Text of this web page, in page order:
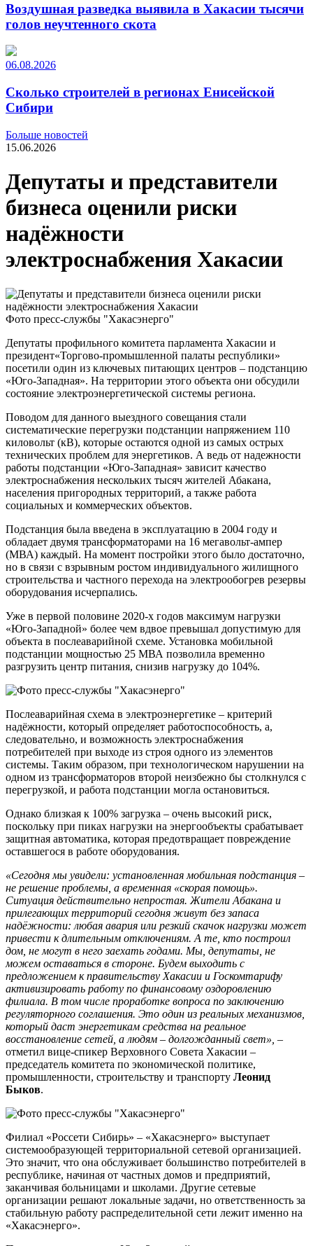
Воздушная разведка выявила в Хакасии тысячи
голов неучтенного скота
06.08.2026
Сколько строителей в регионах Енисейской
Сибири
Больше новостей
15.06.2026
Депутаты и представители
бизнеса оценили риски
надёжности
электроснабжения Хакасии
Фото пресс-службы "Хакасэнерго"
Депутаты профильного комитета парламента Хакасии и
президент«Торгово-промышленной палаты республики»
посетили один из ключевых питающих центров – подстанцию
«Юго-Западная». На территории этого объекта они обсудили
состояние электроэнергетической системы региона.
Поводом для данного выездного совещания стали
систематические перегрузки подстанции напряжением 110
киловольт (кВ), которые остаются одной из самых острых
технических проблем для энергетиков. А ведь от надежности
работы подстанции «Юго-Западная» зависит качество
электроснабжения нескольких тысяч жителей Абакана,
населения пригородных территорий, а также работа
социальных и коммерческих объектов.
Подстанция была введена в эксплуатацию в 2004 году и
обладает двумя трансформаторами на 16 мегавольт-ампер
(МВА) каждый. На момент постройки этого было достаточно,
но в связи с взрывным ростом индивидуального жилищного
строительства и частного перехода на электрообогрев резервы
оборудования исчерпались.
Уже в первой половине 2020-х годов максимум нагрузки
«Юго-Западной» более чем вдвое превышал допустимую для
объекта в послеаварийной схеме. Установка мобильной
подстанции мощностью 25 МВА позволила временно
разгрузить центр питания, снизив нагрузку до 104%.
Послеаварийная схема в электроэнергетике – критерий
надёжности, который определяет работоспособность, а,
следовательно, и возможность электроснабжения
потребителей при выходе из строя одного из элементов
системы. Таким образом, при технологическом нарушении на
одном из трансформаторов второй неизбежно бы столкнулся с
перегрузкой, и работа подстанции могла остановиться.
Однако близкая к 100% загрузка – очень высокий риск,
поскольку при пиках нагрузки на энергообъекты срабатывает
защитная автоматика, которая предотвращает повреждение
оставшегося в работе оборудования.
«Сегодня мы увидели: установленная мобильная подстанция –
не решение проблемы, а временная «скорая помощь».
Ситуация действительно непростая. Жители Абакана и
прилегающих территорий сегодня живут без запаса
надёжности: любая авария или резкий скачок нагрузки может
привести к длительным отключениям. А те, кто построил
дом, не могут в него заехать годами. Мы, депутаты, не
можем оставаться в стороне. Будем выходить с
предложением к правительству Хакасии и Госкомтарифу
активизировать работу по финансовому оздоровлению
филиала. В том числе проработке вопроса по заключению
регуляторного соглашения. Это один из реальных механизмов,
который даст энергетикам средства на реальное
восстановление сетей, а людям – долгожданный свет», –
отметил вице-спикер Верховного Совета Хакасии –
председатель комитета по экономической политике,
промышленности, строительству и транспорту Леонид
Быков.
Филиал «Россети Сибирь» – «Хакасэнерго» выступает
системообразующей территориальной сетевой организацией.
Это значит, что она обслуживает большинство потребителей в
республике, начиная от частных домов и предприятий,
заканчивая больницами и школами. Другие сетевые
организации решают локальные задачи, но ответственность за
стабильную работу распределительной сети лежит именно на
«Хакасэнерго».